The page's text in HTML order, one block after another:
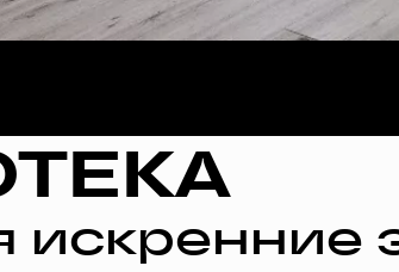
искренние